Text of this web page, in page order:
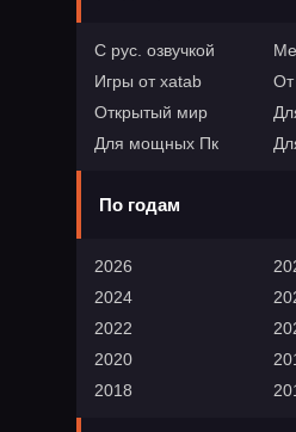
С рус. озвучкой
Игры от xatab
От
Открытый мир
Для мощных Пк
По годам
2026
2024
2022
2020
2018